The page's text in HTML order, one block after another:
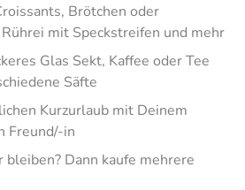
Brötchen oder
mit Speckstreifen und mehr
Glas Sekt, Kaffee oder Tee
Säfte
Kurzurlaub mit Deinem
Freund/-in
Dann kaufe mehrere